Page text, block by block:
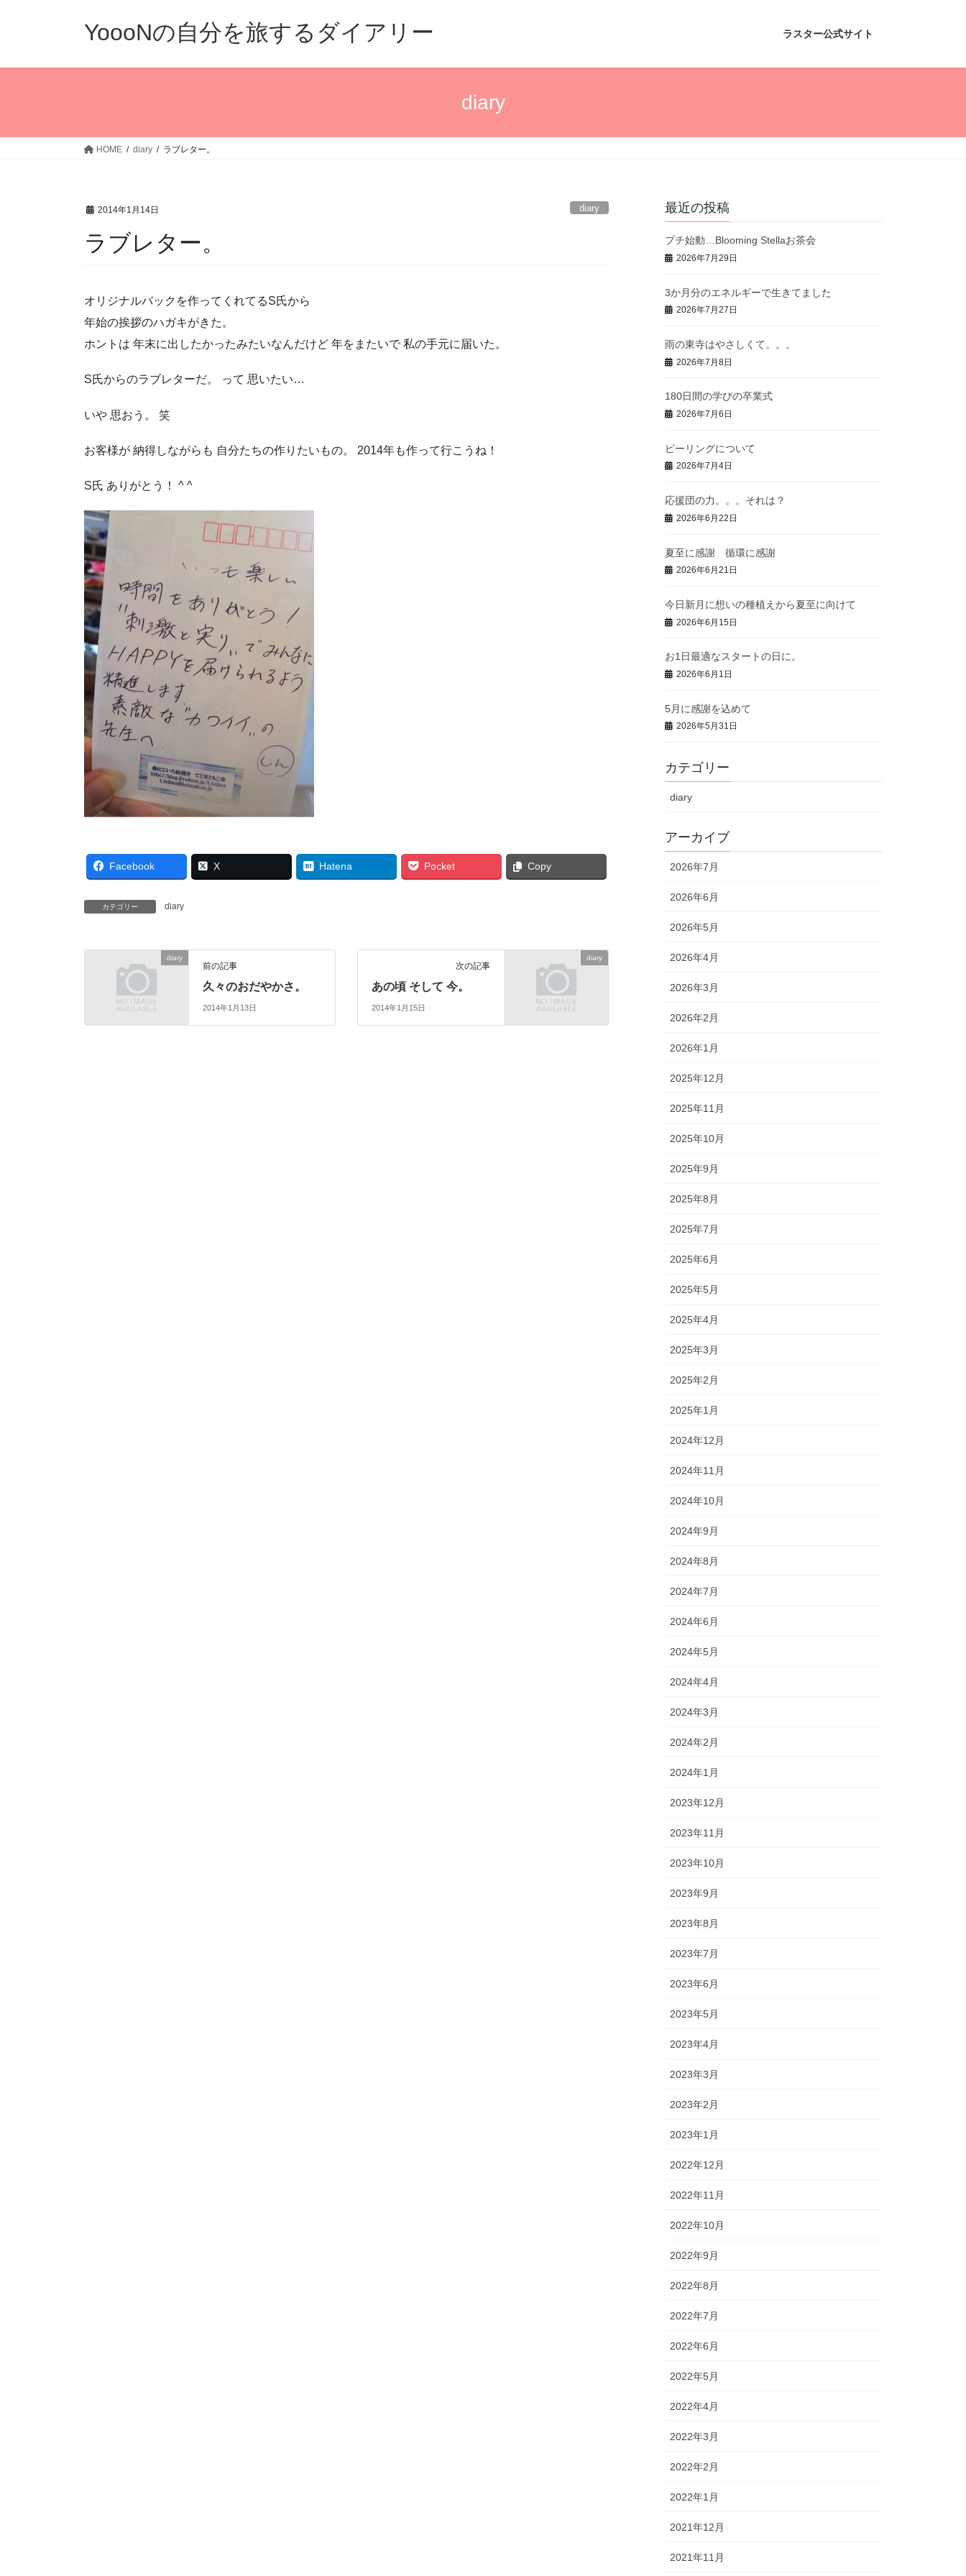
YoooNの自分を旅するダイアリー ラスター公式サイト
diary
HOME diary ラブレター。
2014年1月14日 diary
ラブレター。
オリジナルバックを作ってくれてるS氏から
年始の挨拶のハガキがきた。
ホントは 年末に出したかったみたいなんだけど 年をまたいで 私の手元に届いた。
S氏からのラブレターだ。 って 思いたい…
いや 思おう。 笑
お客様が 納得しながらも 自分たちの作りたいもの。 2014年も作って行こうね！
S氏 ありがとう！ ^ ^
Facebook X Hatena Pocket Copy
カテゴリー diary
diary
前の記事
久々のおだやかさ。
2014年1月13日
diary
次の記事
あの頃 そして 今。
2014年1月15日
最近の投稿
プチ始動…Blooming Stellaお茶会
2026年7月29日
3か月分のエネルギーで生きてました
2026年7月27日
雨の東寺はやさしくて。。。
2026年7月8日
180日間の学びの卒業式
2026年7月6日
ピーリングについて
2026年7月4日
応援団の力。。。それは？
2026年6月22日
夏至に感謝 循環に感謝
2026年6月21日
今日新月に想いの種植えから夏至に向けて
2026年6月15日
お1日最適なスタートの日に。
2026年6月1日
5月に感謝を込めて
2026年5月31日
カテゴリー
diary
アーカイブ
2026年7月
2026年6月
2026年5月
2026年4月
2026年3月
2026年2月
2026年1月
2025年12月
2025年11月
2025年10月
2025年9月
2025年8月
2025年7月
2025年6月
2025年5月
2025年4月
2025年3月
2025年2月
2025年1月
2024年12月
2024年11月
2024年10月
2024年9月
2024年8月
2024年7月
2024年6月
2024年5月
2024年4月
2024年3月
2024年2月
2024年1月
2023年12月
2023年11月
2023年10月
2023年9月
2023年8月
2023年7月
2023年6月
2023年5月
2023年4月
2023年3月
2023年2月
2023年1月
2022年12月
2022年11月
2022年10月
2022年9月
2022年8月
2022年7月
2022年6月
2022年5月
2022年4月
2022年3月
2022年2月
2022年1月
2021年12月
2021年11月